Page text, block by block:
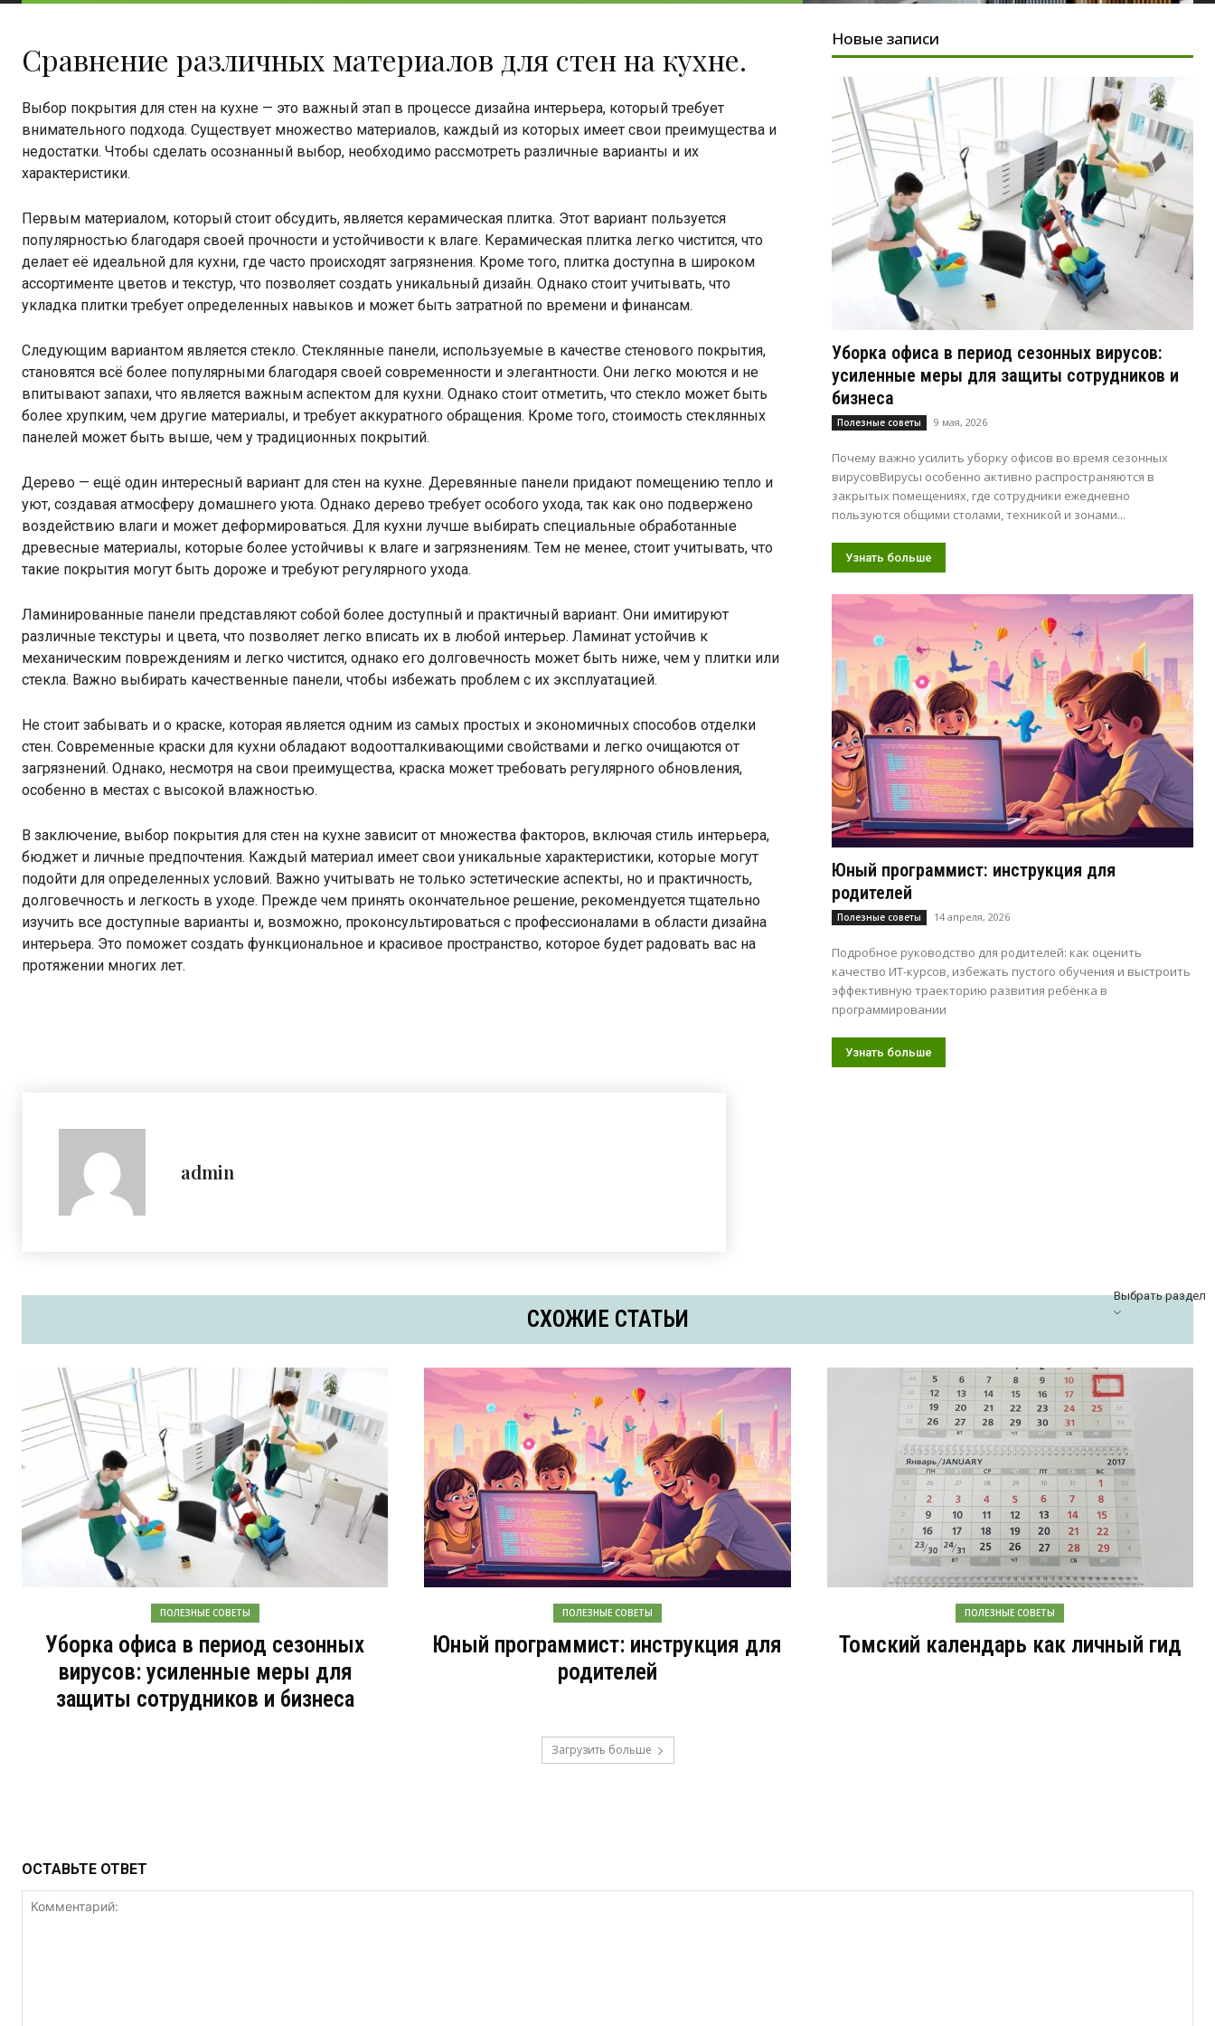
Сравнение различных материалов для стен на кухне.
Выбор покрытия для стен на кухне — это важный этап в процессе дизайна интерьера, который требует
внимательного подхода. Существует множество материалов, каждый из которых имеет свои преимущества и
недостатки. Чтобы сделать осознанный выбор, необходимо рассмотреть различные варианты и их
характеристики.
Первым материалом, который стоит обсудить, является керамическая плитка. Этот вариант пользуется
популярностью благодаря своей прочности и устойчивости к влаге. Керамическая плитка легко чистится, что
делает её идеальной для кухни, где часто происходят загрязнения. Кроме того, плитка доступна в широком
ассортименте цветов и текстур, что позволяет создать уникальный дизайн. Однако стоит учитывать, что
укладка плитки требует определенных навыков и может быть затратной по времени и финансам.
Следующим вариантом является стекло. Стеклянные панели, используемые в качестве стенового покрытия,
становятся всё более популярными благодаря своей современности и элегантности. Они легко моются и не
впитывают запахи, что является важным аспектом для кухни. Однако стоит отметить, что стекло может быть
более хрупким, чем другие материалы, и требует аккуратного обращения. Кроме того, стоимость стеклянных
панелей может быть выше, чем у традиционных покрытий.
Дерево — ещё один интересный вариант для стен на кухне. Деревянные панели придают помещению тепло и
уют, создавая атмосферу домашнего уюта. Однако дерево требует особого ухода, так как оно подвержено
воздействию влаги и может деформироваться. Для кухни лучше выбирать специальные обработанные
древесные материалы, которые более устойчивы к влаге и загрязнениям. Тем не менее, стоит учитывать, что
такие покрытия могут быть дороже и требуют регулярного ухода.
Ламинированные панели представляют собой более доступный и практичный вариант. Они имитируют
различные текстуры и цвета, что позволяет легко вписать их в любой интерьер. Ламинат устойчив к
механическим повреждениям и легко чистится, однако его долговечность может быть ниже, чем у плитки или
стекла. Важно выбирать качественные панели, чтобы избежать проблем с их эксплуатацией.
Не стоит забывать и о краске, которая является одним из самых простых и экономичных способов отделки
стен. Современные краски для кухни обладают водоотталкивающими свойствами и легко очищаются от
загрязнений. Однако, несмотря на свои преимущества, краска может требовать регулярного обновления,
особенно в местах с высокой влажностью.
В заключение, выбор покрытия для стен на кухне зависит от множества факторов, включая стиль интерьера,
бюджет и личные предпочтения. Каждый материал имеет свои уникальные характеристики, которые могут
подойти для определенных условий. Важно учитывать не только эстетические аспекты, но и практичность,
долговечность и легкость в уходе. Прежде чем принять окончательное решение, рекомендуется тщательно
изучить все доступные варианты и, возможно, проконсультироваться с профессионалами в области дизайна
интерьера. Это поможет создать функциональное и красивое пространство, которое будет радовать вас на
протяжении многих лет.
Новые записи
Уборка офиса в период сезонных вирусов:
усиленные меры для защиты сотрудников и
бизнеса
Полезные советы 9 мая, 2026
Почему важно усилить уборку офисов во время сезонных
вирусовВирусы особенно активно распространяются в
закрытых помещениях, где сотрудники ежедневно
пользуются общими столами, техникой и зонами...
Узнать больше
Юный программист: инструкция для
родителей
Полезные советы 14 апреля, 2026
Подробное руководство для родителей: как оценить
качество ИТ-курсов, избежать пустого обучения и выстроить
эффективную траекторию развития ребёнка в
программировании
Узнать больше
admin
СХОЖИЕ СТАТЬИ
Выбрать раздел
ПОЛЕЗНЫЕ СОВЕТЫ
Уборка офиса в период сезонных
вирусов: усиленные меры для
защиты сотрудников и бизнеса
ПОЛЕЗНЫЕ СОВЕТЫ
Юный программист: инструкция для
родителей
ПОЛЕЗНЫЕ СОВЕТЫ
Томский календарь как личный гид
Загрузить больше
ОСТАВЬТЕ ОТВЕТ